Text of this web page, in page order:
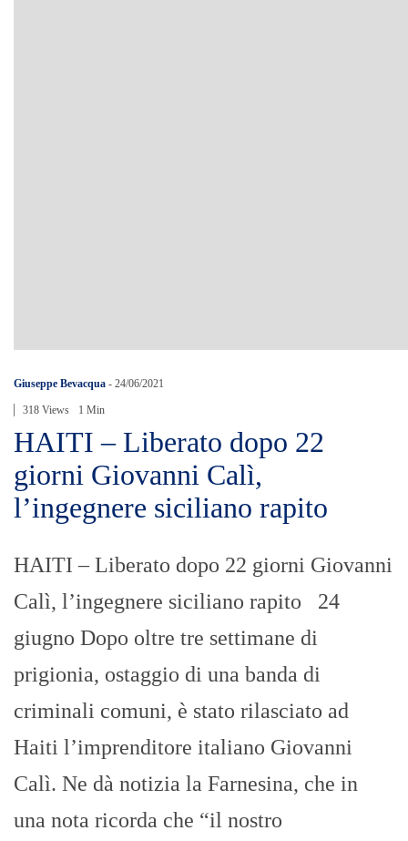
Giuseppe Bevacqua - 24/06/2021
318 Views 1 Min
HAITI – Liberato dopo 22
giorni Giovanni Calì,
l’ingegnere siciliano rapito
HAITI – Liberato dopo 22 giorni Giovanni
Calì, l’ingegnere siciliano rapito 24
giugno Dopo oltre tre settimane di
prigionia, ostaggio di una banda di
criminali comuni, è stato rilasciato ad
Haiti l’imprenditore italiano Giovanni
Calì. Ne dà notizia la Farnesina, che in
una nota ricorda che “il nostro